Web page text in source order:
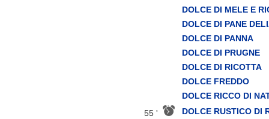
DOLCE DI MELE E
DOLCE DI PANE
DOLCE DI PANNA
DOLCE DI PRUGNE
DOLCE DI RICOTTA
DOLCE FREDDO
DOLCE RICCO DI
55 '
DOLCE RUSTICO DI